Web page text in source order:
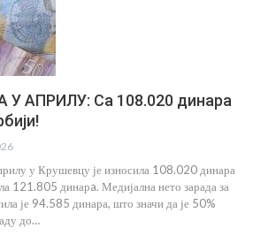
АПРИЛУ: Са 108.020 динара
у Крушевцу је износила 108.020 динара
121.805 динарa. Медијална нето зарада за
је 94.585 динара, што значи да је 50%
до…